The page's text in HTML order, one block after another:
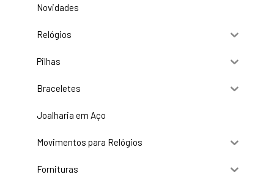
Novidades
Relógios
Pilhas
Braceletes
Joalharia em Aço
Movimentos para Relógios
Fornituras